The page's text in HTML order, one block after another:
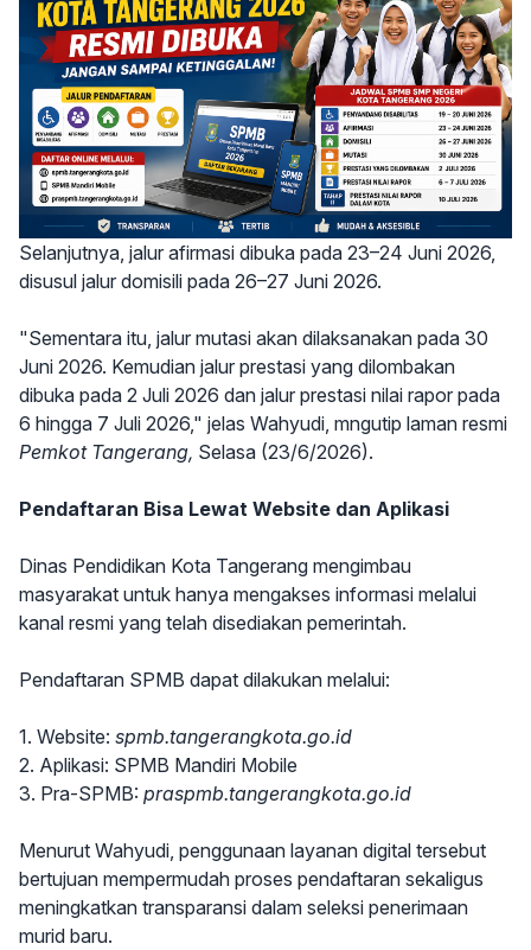
Selanjutnya, jalur afirmasi dibuka pada 23–24 Juni 2026,
disusul jalur domisili pada 26–27 Juni 2026.
"Sementara itu, jalur mutasi akan dilaksanakan pada 30
Juni 2026. Kemudian jalur prestasi yang dilombakan
dibuka pada 2 Juli 2026 dan jalur prestasi nilai rapor pada
6 hingga 7 Juli 2026," jelas Wahyudi, mngutip laman resmi
Pemkot Tangerang, Selasa (23/6/2026).
Pendaftaran Bisa Lewat Website dan Aplikasi
Dinas Pendidikan Kota Tangerang mengimbau
masyarakat untuk hanya mengakses informasi melalui
kanal resmi yang telah disediakan pemerintah.
Pendaftaran SPMB dapat dilakukan melalui:
1. Website: spmb.tangerangkota.go.id
2. Aplikasi: SPMB Mandiri Mobile
3. Pra-SPMB: praspmb.tangerangkota.go.id
Menurut Wahyudi, penggunaan layanan digital tersebut
bertujuan mempermudah proses pendaftaran sekaligus
meningkatkan transparansi dalam seleksi penerimaan
murid baru.